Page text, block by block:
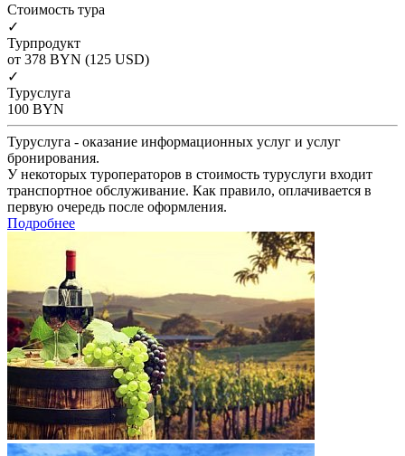
Cтоимость тура
✓
Турпродукт
от 378 BYN (125 USD)
✓
Туруслуга
100 BYN
Туруслуга - оказание информационных услуг и услуг
бронирования.
У некоторых туроператоров в стоимость туруслуги входит
транспортное обслуживание. Как правило, оплачивается в
первую очередь после оформления.
Подробнее